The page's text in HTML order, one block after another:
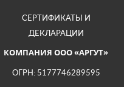
СЕРТИФИКАТЫ И
ДЕКЛАРАЦИИ
КОМПАНИЯ ООО «АРГУТ»
ОГРН: 5177746289595